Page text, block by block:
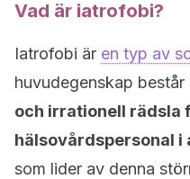
Vad är iatrofobi?
Iatrofobi är en typ av
huvudegenskap består
och irrationell rädsla
hälsovårdspersonal i
som lider av denna